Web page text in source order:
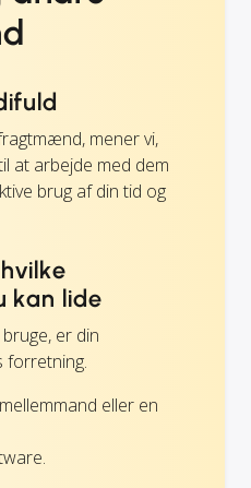
mener vi,
at arbejde med dem
brug af din tid og
kan lide
er din
forretning.
eller en